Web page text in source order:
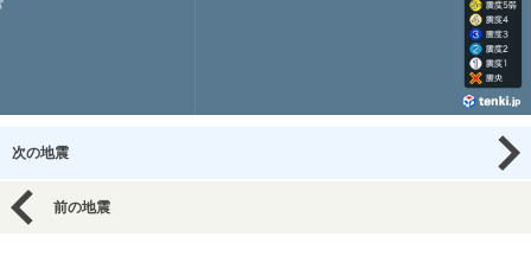
次の地震
前の地震